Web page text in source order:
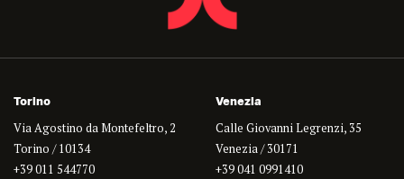
Torino
Via Agostino da Montefeltro, 2
Torino / 10134
+39 011 544770
Venezia
Calle Giovanni Legrenzi, 35
Venezia / 30171
+39 041 0991410